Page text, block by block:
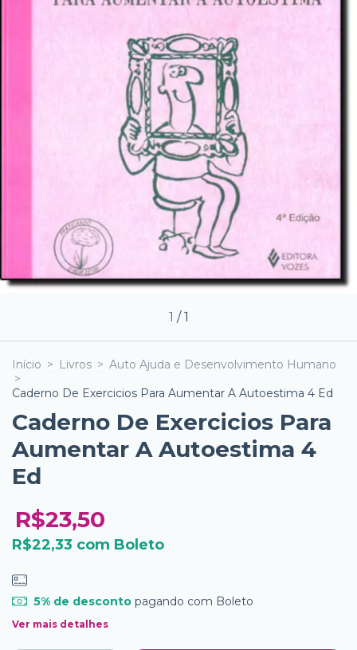
1 /1
Início > Livros > Auto Ajuda e Desenvolvimento Humano
>
Caderno De Exercicios Para Aumentar A Autoestima 4 Ed
Caderno De Exercicios Para
Aumentar A Autoestima 4
Ed
R$23,50
R$22,33 com Boleto
5% de descontopagando com Boleto
Ver mais detalhes